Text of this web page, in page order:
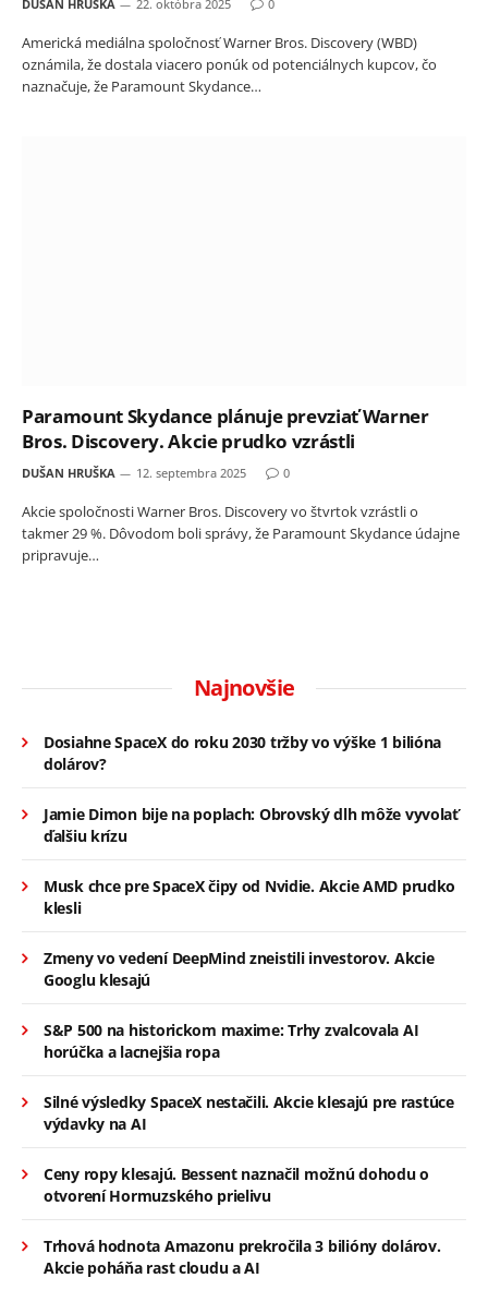
DUŠAN HRUŠKA 22. októbra 2025 0
Americká mediálna spoločnosť Warner Bros. Discovery (WBD)
oznámila, že dostala viacero ponúk od potenciálnych kupcov, čo
naznačuje, že Paramount Skydance…
Paramount Skydance plánuje prevziať Warner
Bros. Discovery. Akcie prudko vzrástli
DUŠAN HRUŠKA 12. septembra 2025 0
Akcie spoločnosti Warner Bros. Discovery vo štvrtok vzrástli o
takmer 29 %. Dôvodom boli správy, že Paramount Skydance údajne
pripravuje…
Najnovšie
Dosiahne SpaceX do roku 2030 tržby vo výške 1 bilióna
dolárov?
Jamie Dimon bije na poplach: Obrovský dlh môže vyvolať
ďalšiu krízu
Musk chce pre SpaceX čipy od Nvidie. Akcie AMD prudko
klesli
Zmeny vo vedení DeepMind zneistili investorov. Akcie
Googlu klesajú
S&P 500 na historickom maxime: Trhy zvalcovala AI
horúčka a lacnejšia ropa
Silné výsledky SpaceX nestačili. Akcie klesajú pre rastúce
výdavky na AI
Ceny ropy klesajú. Bessent naznačil možnú dohodu o
otvorení Hormuzského prielivu
Trhová hodnota Amazonu prekročila 3 bilióny dolárov.
Akcie poháňa rast cloudu a AI